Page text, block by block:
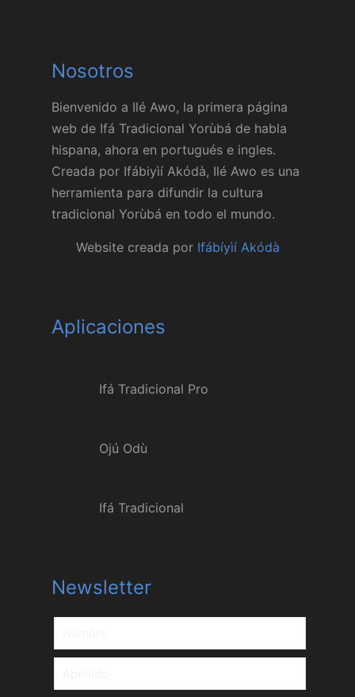
Nosotros
Bienvenido a Ilé Awo, la primera página
web de Ifá Tradicional Yorùbá de habla
hispana, ahora en portugués e ingles.
Creada por Ifábiyìí Akódà, Ilé Awo es una
herramienta para difundir la cultura
tradicional Yorùbá en todo el mundo.
Website creada por Ifábíyìí Akódà
Aplicaciones
Ifá Tradicional Pro
Ojú Odù
Ifá Tradicional
Newsletter